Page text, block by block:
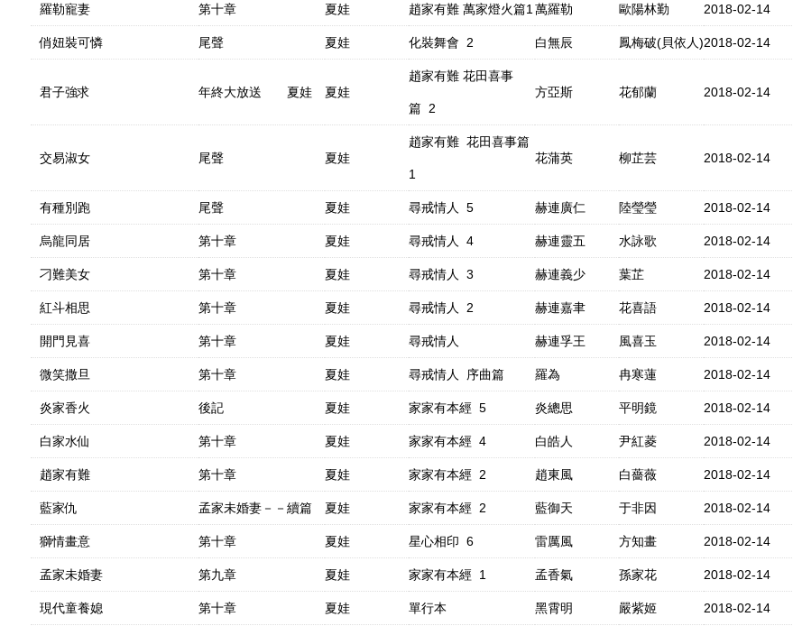
羅勒寵妻 第十章 夏娃 趙家有難 萬家燈火篇1 萬羅勒 歐陽林勤 2018-02-14
俏妞裝可憐 尾聲 夏娃 化裝舞會 2 白無辰 鳳梅破(貝依人)2018-02-14
君子強求 年終大放送 夏娃 夏娃
趙家有難 花田喜事
篇 2
方亞斯 花郁蘭 2018-02-14
交易淑女 尾聲 夏娃
趙家有難 花田喜事篇
1
花蒲英 柳芷芸 2018-02-14
有種別跑 尾聲 夏娃 尋戒情人 5 赫連廣仁 陸瑩瑩 2018-02-14
烏龍同居 第十章 夏娃 尋戒情人 4 赫連靈五 水詠歌 2018-02-14
刁難美女 第十章 夏娃 尋戒情人 3 赫連義少 葉芷 2018-02-14
紅斗相思 第十章 夏娃 尋戒情人 2 赫連嘉聿 花喜語 2018-02-14
開門見喜 第十章 夏娃 尋戒情人 赫連孚王 風喜玉 2018-02-14
微笑撒旦 第十章 夏娃 尋戒情人 序曲篇 羅為 冉寒蓮 2018-02-14
炎家香火 後記 夏娃 家家有本經 5 炎總思 平明鏡 2018-02-14
白家水仙 第十章 夏娃 家家有本經 4 白皓人 尹紅菱 2018-02-14
趙家有難 第十章 夏娃 家家有本經 2 趙東風 白薔薇 2018-02-14
藍家仇 孟家未婚妻－－續篇 夏娃 家家有本經 2 藍御天 于非因 2018-02-14
獅情畫意 第十章 夏娃 星心相印 6 雷厲風 方知畫 2018-02-14
孟家未婚妻 第九章 夏娃 家家有本經 1 孟香氣 孫家花 2018-02-14
現代童養媳 第十章 夏娃 單行本 黑霄明 嚴紫姬 2018-02-14